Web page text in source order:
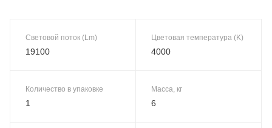
Световой поток (Lm)
19100
Цветовая температура (K)
4000
Количество в упаковке
1
Масса, кг
6